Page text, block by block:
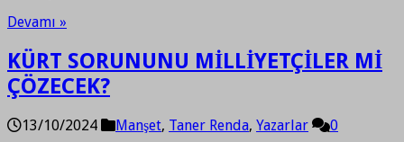
Devamı »
KÜRT SORUNUNU MİLLİYETÇİLER Mİ
ÇÖZECEK?
13/10/2024 Manşet, Taner Renda, Yazarlar 0